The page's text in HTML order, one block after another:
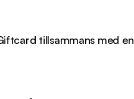
tillsammans med en